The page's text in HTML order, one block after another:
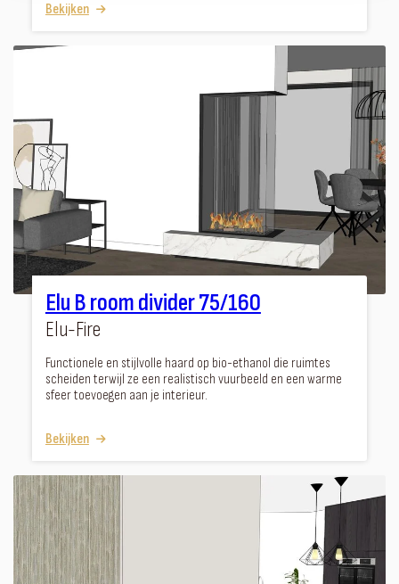
Bekijken
Elu B room divider 75/160
Elu-Fire
Functionele en stijlvolle haard op bio-ethanol die ruimtes
scheiden terwijl ze een realistisch vuurbeeld en een warme
sfeer toevoegen aan je interieur.
Bekijken